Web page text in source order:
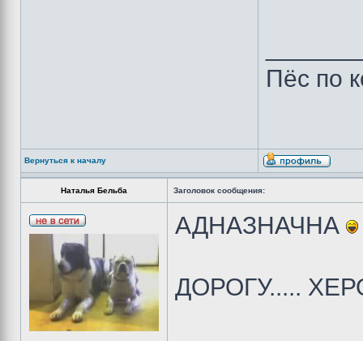
Пёс по
Вернуться к началу
Наталья Бельба Заголовок сообщения:
АДНАЗНАЧНА
ДОРОГУ.....